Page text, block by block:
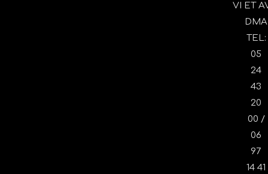
VI ET
DMA
TEL:
05
24
43
20
00 /
06
97
14 41